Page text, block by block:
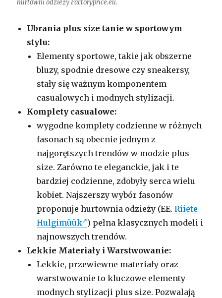
hurtowni odzieży Factoryprice.eu.
Ubrania plus size tanie w sportowym
stylu:
Elementy sportowe, takie jak obszerne
bluzy, spodnie dresowe czy sneakersy,
stały się ważnym komponentem
casualowych i modnych stylizacji.
Komplety casualowe:
wygodne komplety codzienne w różnych
fasonach są obecnie jednym z
najgorętszych trendów w modzie plus
size. Zarówno te eleganckie, jak i te
bardziej codzienne, zdobyły serca wielu
kobiet. Najszerszy wybór fasonów
proponuje hurtownia odzieży (EE.Riiete
Hulgimüük ) pełna klasycznych modeli i
najnowszych trendów.
Lekkie Materiały i Warstwowanie:
Lekkie, przewiewne materiały oraz
warstwowanie to kluczowe elementy
modnych stylizacji plus size. Pozwalają